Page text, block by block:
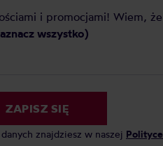
i promocjami! Wiem,
wszystko)
ZAPISZ SIĘ
znajdziesz w naszej